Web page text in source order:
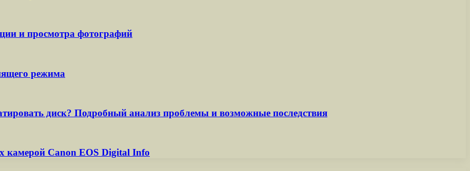
и просмотра фотографий
режима
диск? Подробный анализ проблемы и возможные последствия
камерой Canon EOS Digital Info